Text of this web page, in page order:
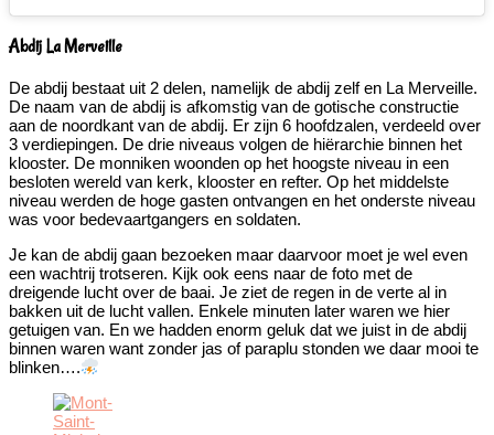
Abdij La Merveille
De abdij bestaat uit 2 delen, namelijk de abdij zelf en La Merveille.
De naam van de abdij is afkomstig van de gotische constructie
aan de noordkant van de abdij. Er zijn 6 hoofdzalen, verdeeld over
3 verdiepingen. De drie niveaus volgen de hiërarchie binnen het
klooster. De monniken woonden op het hoogste niveau in een
besloten wereld van kerk, klooster en refter. Op het middelste
niveau werden de hoge gasten ontvangen en het onderste niveau
was voor bedevaartgangers en soldaten.
Je kan de abdij gaan bezoeken maar daarvoor moet je wel even
een wachtrij trotseren. Kijk ook eens naar de foto met de
dreigende lucht over de baai. Je ziet de regen in de verte al in
bakken uit de lucht vallen. Enkele minuten later waren we hier
getuigen van. En we hadden enorm geluk dat we juist in de abdij
binnen waren want zonder jas of paraplu stonden we daar mooi te
blinken….